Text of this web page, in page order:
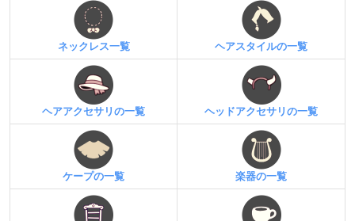
ネックレス一覧 ヘアスタイルの一覧
ヘアアクセサリの一覧 ヘッドアクセサリの一覧
ケープの一覧 楽器の一覧